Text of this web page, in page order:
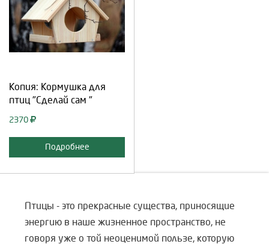
Копия: Кормушка для
птиц "Сделай сам "
2370
Подробнее
Выберите количество:
Птицы - это прекрасные существа, приносящие
энергию в наше жизненное пространство, не
говоря уже о той неоценимой пользе, которую